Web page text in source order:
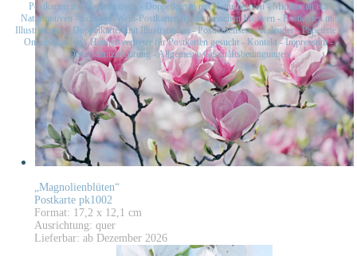
„Magnolienblüten“
Postkarte pk1002
Format: 17,2 x 12,1 cm
Ausrichtung: quer
Lieferbar: ab Dezember 2026
Postkarten mit Naturmotiven - Doppelkarten mit Naturmotiven- Midikarten mit
Naturmotiven - Schwarz-Weiß-Postkarten mit historischen Motiven- Postkarten mit
Illustrationen - Doppelkarten mit Illustrationen-Postkartensets-Kalender-Papeterie -
Online-Katalog-Handelsvertreter für Postkarten gesucht - Kontakt-Impressum-
Datenschutzerklärung - Allgemeine Geschäftsbedingungen